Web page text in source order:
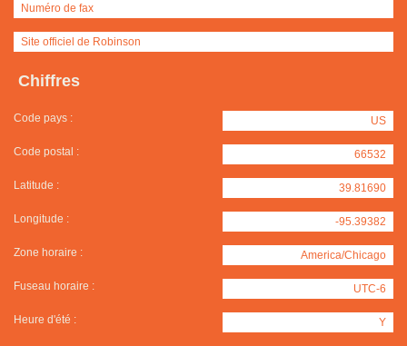
Numéro de fax
Site officiel de Robinson
Chiffres
Code pays : US
Code postal : 66532
Latitude : 39.81690
Longitude : -95.39382
Zone horaire : America/Chicago
Fuseau horaire : UTC-6
Heure d'été : Y